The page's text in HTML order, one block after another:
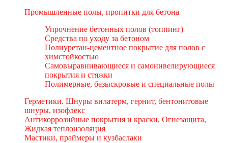
Промышленные полы, пропитки для бетона
Упрочнение бетонных полов (топпинг)
Средства по уходу за бетоном
Полиуретан-цементное покрытие для полов с
химстойкостью
Самовыравнивающиеся и самонивелирующиеся
покрытия и стяжки
Полимерные, безыскровые и специальные полы
Герметики. Шнуры вилатерм, гернит, бентонитовые
шнуры, изофлекс
Антикоррозийные покрытия и краски, Огнезащита,
Жидкая теплоизоляция
Мастики, праймеры и кузбаслаки